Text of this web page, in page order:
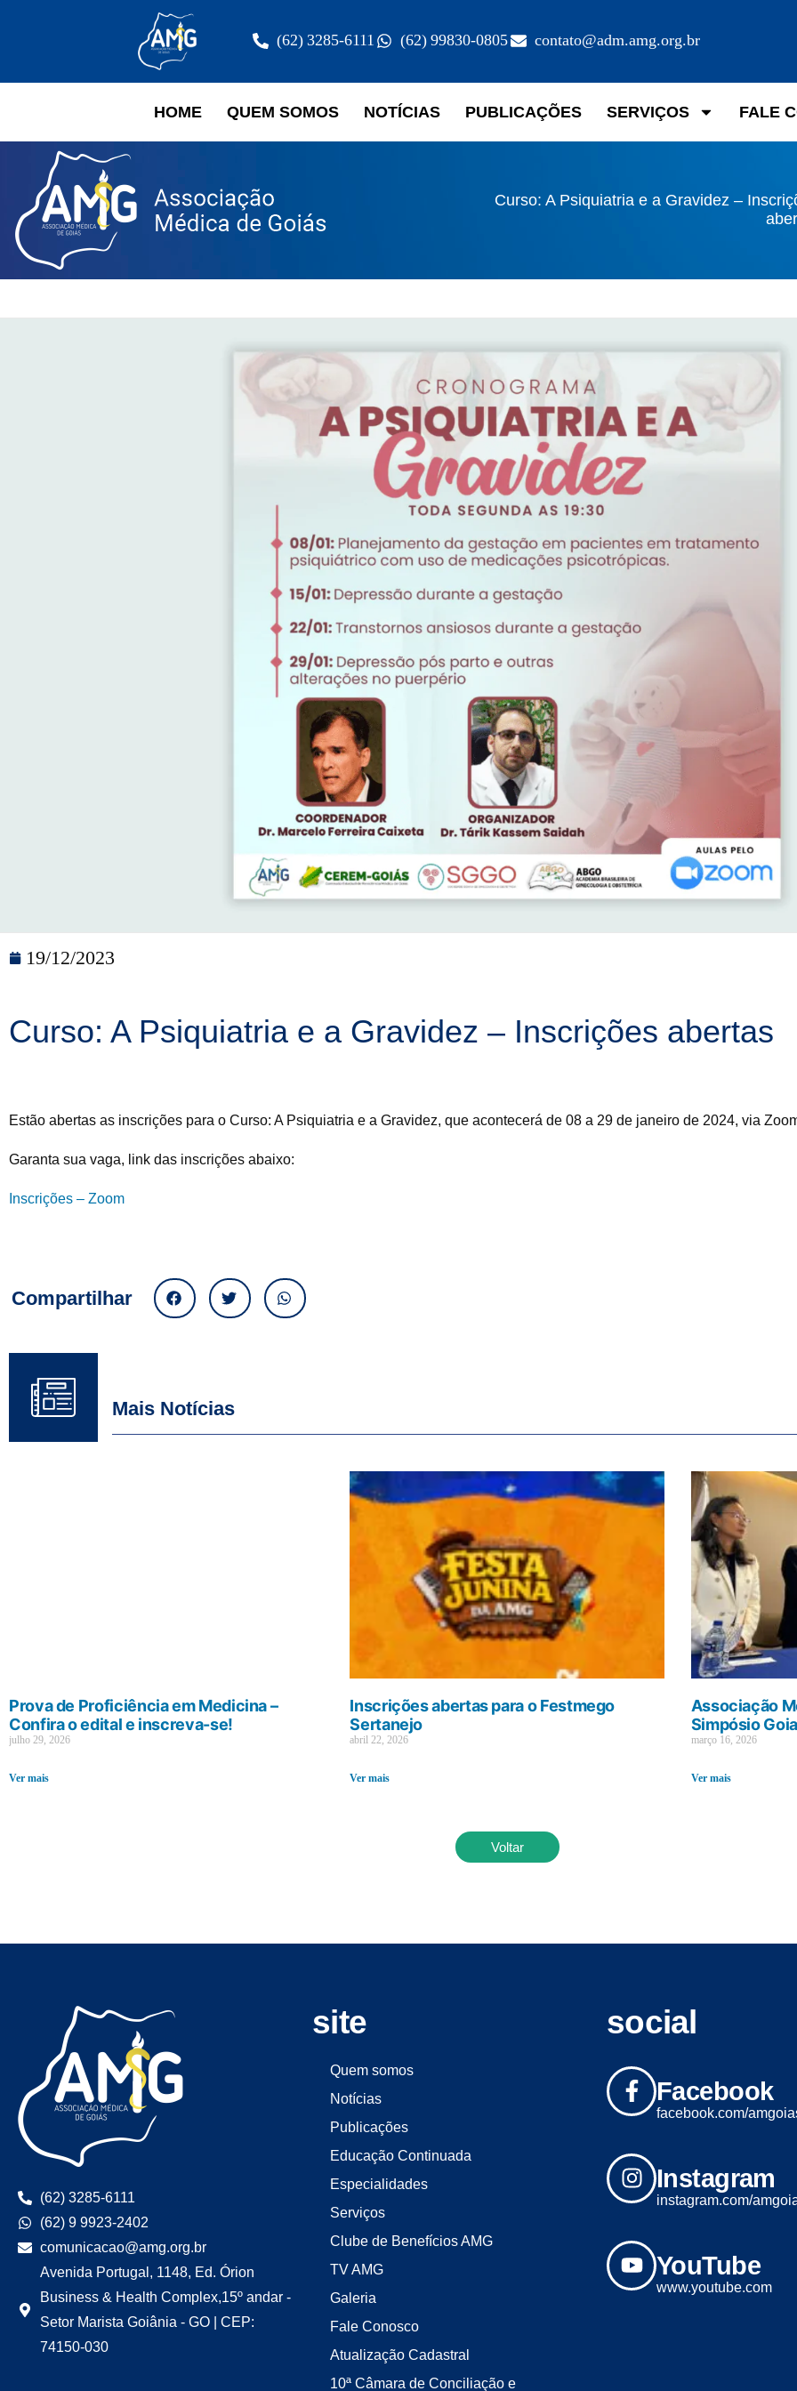
(62) 3285-6111 (62) 99830-0805 contato@adm.amg.org.br
HOME QUEM SOMOS NOTÍCIAS PUBLICAÇÕES SERVIÇOS FALE
Curso: A Psiquiatria e a Gravidez –
19/12/2023
Curso: A Psiquiatria e a Gravidez – Inscrições abertas
Estão abertas as inscrições para o Curso: A Psiquiatria e a Gravidez, que acontecerá de 08 a 29 de janeiro de 2024, via
Garanta sua vaga, link das inscrições abaixo:
Inscrições – Zoom
Compartilhar
Mais Notícias
Prova de Proficiência em Medicina –
Confira o edital e inscreva-se!
julho 29, 2026
Ver mais
Inscrições abertas para o Festmego
Sertanejo
abril 22, 2026
Ver mais
Associação
Simpósio
março 16, 2026
Ver mais
Voltar
(62) 3285-6111
(62) 9 9923-2402
comunicacao@amg.org.br
Avenida Portugal, 1148, Ed. Órion
Business & Health Complex,15º andar -
Setor Marista Goiânia - GO | CEP:
74150-030
site
Quem somos
Notícias
Publicações
Educação Continuada
Especialidades
Serviços
Clube de Benefícios AMG
TV AMG
Galeria
Fale Conosco
Atualização Cadastral
10ª Câmara de Conciliação e
social
Facebook
facebook.com/
Instagram
instagram.com/
YouTube
www.youtube.com